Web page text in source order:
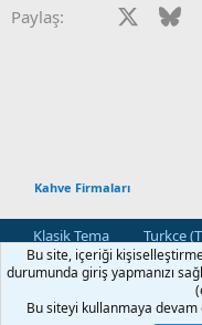
Paylaş: Facebook
Kahve Firmaları
Klasik Tema
Turkce
Bize Ulaşın
Kullanım ve
R
S
Bu site, içeriği
durumunda giriş yapmanızı
Bu siteyi kullanmaya devam